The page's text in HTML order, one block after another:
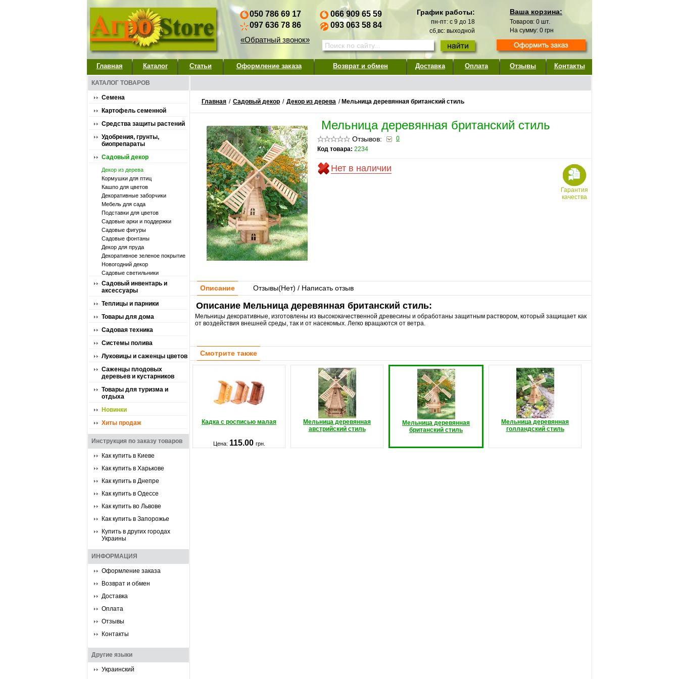
050 786 69 17
097 636 78 86
«Обратный звонок»
066 909 65 59
093 063 58 84
График работы:
пн-пт: с 9 до 18
сб,вс: выходной
Ваша корзина:
Товаров: 0 шт.
На сумму: 0 грн
Главная Каталог Статьи Оформление заказа Возврат и обмен Доставка Оплата Отзывы Контакты
КАТАЛОГ ТОВАРОВ
Семена
Картофель семенной
Средства защиты растений
Удобрения, грунты,
биопрепараты
Садовый декор
Декор из дерева
Кормушки для птиц
Кашпо для цветов
Декоративные заборчики
Мебель для сада
Подставки для цветов
Садовые арки и поддержки
Садовые фигуры
Садовые фонтаны
Декор для пруда
Декоративное зеленое покрытие
Новогодний декор
Садовые светильники
Садовый инвентарь и
аксессуары
Теплицы и парники
Товары для дома
Садовая техника
Системы полива
Луковицы и саженцы цветов
Саженцы плодовых
деревьев и кустарников
Товары для туризма и
отдыха
Новинки
Хиты продаж
Инструкция по заказу товаров
Как купить в Киеве
Как купить в Харькове
Как купить в Днепре
Как купить в Одессе
Как купить во Львове
Как купить в Запорожье
Купить в других городах
Украины
ИНФОРМАЦИЯ
Оформление заказа
Возврат и обмен
Доставка
Оплата
Отзывы
Контакты
Другие языки
Украинский
Главная / Садовый декор / Декор из дерева / Мельница деревянная британский стиль
Мельница деревянная британский стиль
Отзывов:
0
Код товара: 2234
Нет в наличии
Гарантия
качества
Описание Отзывы(Нет) / Написать отзыв
Описание Мельница деревянная британский стиль:
Мельницы декоративные, изготовлены из высококачественной древесины и обработаны защитным раствором, который защищает как
от воздействия внешней среды, так и от насекомых. Легко вращаются от ветра.
Смотрите также
Кадка с росписью малая
Мельница деревянная
австрийский стиль
Мельница деревянная
британский стиль
Мельница деревянная
голландский стиль
Цена: 115.00 грн.